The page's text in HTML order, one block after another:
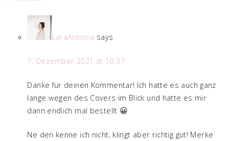
LaraAntonia says
7. Dezember 2021 at 16:37
Danke für deinen Kommentar! Ich hatte es auch ganz
lange wegen des Covers im Blick und hatte es mir
dann endlich mal bestellt 😀
Ne den kenne ich nicht, klingt aber richtig gut! Merke